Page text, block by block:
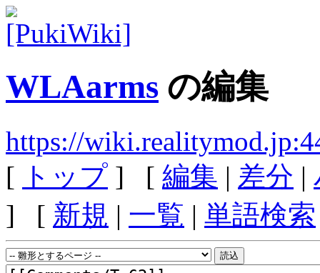
WLAarms の編集
https://
[ トップ ] [ 編集 | 差分 |
] [ 新規 | 一覧 | 単語検索